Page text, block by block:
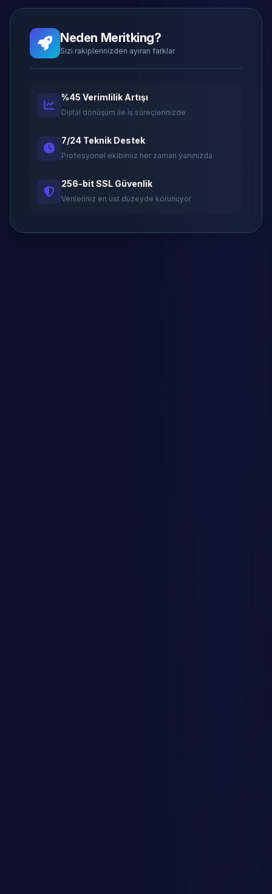
Neden Meritking?
Sizi rakiplerinizden ayıran farklar
%45 Verimlilik Artışı
Dijital dönüşüm ile iş süreçlerinizde
7/24 Teknik Destek
Profesyonel ekibimiz her zaman yanınızda
256-bit SSL Güvenlik
Verileriniz en üst düzeyde korunuyor